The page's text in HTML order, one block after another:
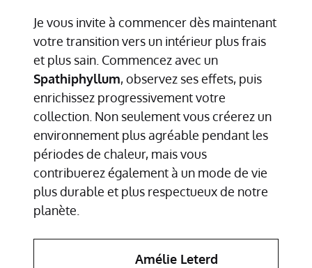
Je vous invite à commencer dès maintenant
votre transition vers un intérieur plus frais
et plus sain. Commencez avec un
Spathiphyllum, observez ses effets, puis
enrichissez progressivement votre
collection. Non seulement vous créerez un
environnement plus agréable pendant les
périodes de chaleur, mais vous
contribuerez également à un mode de vie
plus durable et plus respectueux de notre
planète.
Amélie Leterd